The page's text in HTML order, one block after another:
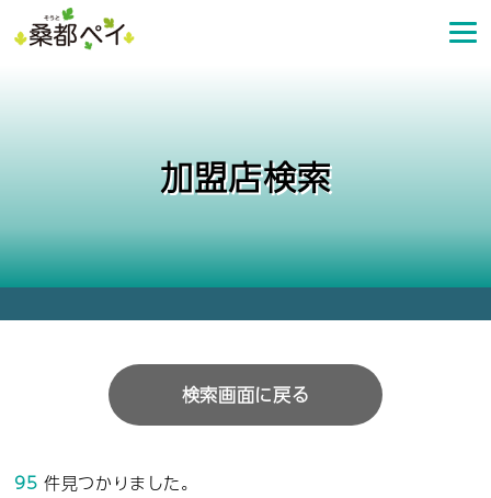
ン
プ
加盟店検索
検索画面に戻る
95 件見つかりました。